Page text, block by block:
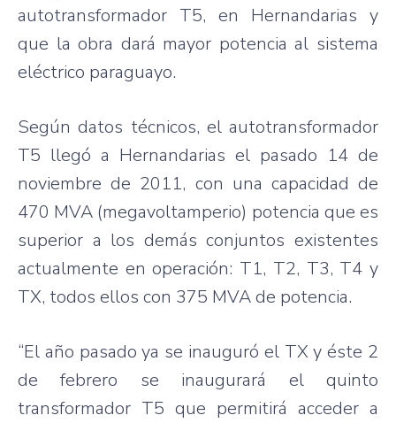
autotransformador T5, en Hernandarias y
que laobra dará mayor potencia al sistema
eléctrico paraguayo.
Según datos técnicos, el autotransformador
T5 llegó a Hernandarias el pasado 14 de
noviembre de 2011, con una capacidad de
470 MVA (megavoltamperio) potencia que es
superior a los demás conjuntos existentes
actualmente enoperación: T1, T2, T3, T4 y
TX, todos ellos con 375 MVAde potencia.
“El año pasado ya se inauguró el TX yéste 2
defebrero se inaugurará elquinto
transformador T5 que permitirá acceder a